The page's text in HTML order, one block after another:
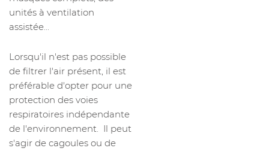
unités à ventilation
assistée...
Lorsqu'il n'est pas possible
de filtrer l'air présent, il est
préférable d'opter pour une
protection des voies
respiratoires indépendante
de l'environnement. Il peut
s'agir de cagoules ou de